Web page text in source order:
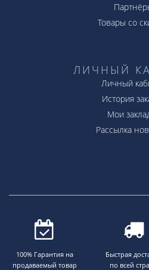
Товары со
ЛИЧНЫЙ
Личный
История
Мои
Рассылка
100% Гарантия на
продаваемый товар
Быстрая
по всей